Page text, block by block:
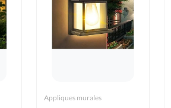
Appliques murales